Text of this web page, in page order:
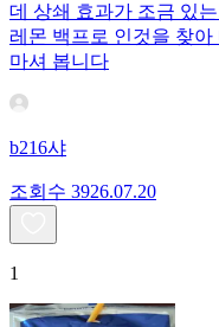
데 상쇄 효과가 조금 있
레몬 백프로 인것을 찾
마셔 봅니다
b216샤
조회수 3926.07.20
1